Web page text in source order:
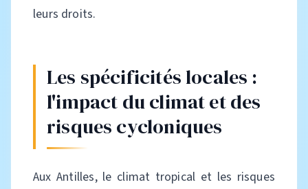
leurs droits.
Les spécificités locales :
l'impact du climat et des
risques cycloniques
Aux Antilles, le climat tropical et les risques